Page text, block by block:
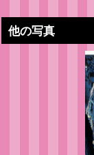
他の写真